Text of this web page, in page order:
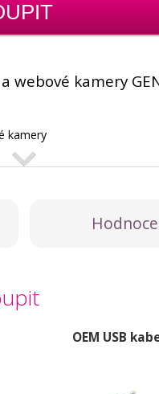
webové kamery
kamery
OEM USB